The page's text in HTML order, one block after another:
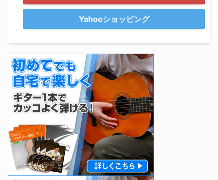
Yahooショッピング